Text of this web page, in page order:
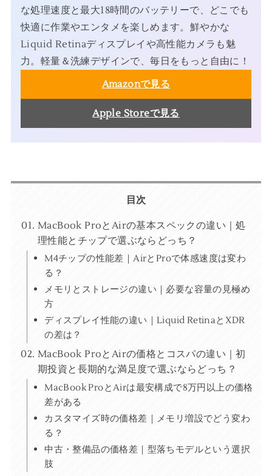
な処理速度と最大18時間のバッテリーで、どこでも
快適に作業やエンタメを楽しめます。鮮やかな
Liquid Retinaディスプレイや高性能カメラも魅
力。軽量＆洗練デザインで、毎日をもっと自由に！
Amazonで見る
Apple Storeで見る
目次
MacBook ProとAirの基本スペックの違い｜処
理性能とチップで選ぶならどっち？
M4チップの性能差｜AirとProで体感速度は変わ
る？
メモリとストレージの違い｜必要な容量の見極め
方
ディスプレイ性能の違い｜Liquid RetinaとXDR
の差は？
MacBook ProとAirの価格とコスパの違い｜初
期投資と長期的な満足度で選ぶならどっち？
MacBook ProとAirは最安構成で8万円以上の価格
差がある
カスタマイズ時の価格差｜メモリ増設でどう変わ
る？
中古・整備品の価格差｜型落ちモデルという選択
肢